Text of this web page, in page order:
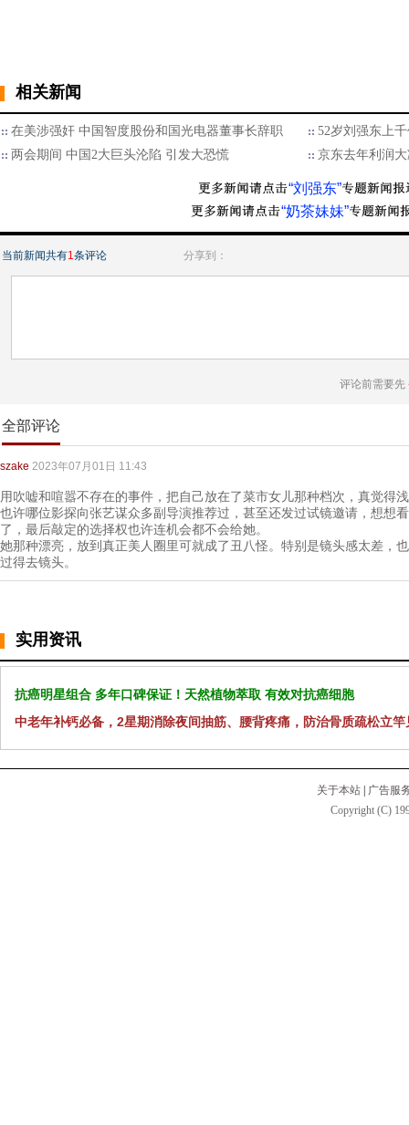
相关新闻
在美涉强奸 中国智度股份和国光电器董事长辞职
52岁刘强东上
两会期间 中国2大巨头沦陷 引发大恐慌
京东去年利润
“刘强东”
“奶茶妹妹”
当前新闻共有1条评论 分享到：
评论前需要先
全部评论
szake 2023年07月01日 11:43
用吹嘘和喧嚣不存在的事件，把自己放在了菜市女儿那种档次，真觉得
也许哪位影探向张艺谋众多副导演推荐过，甚至还发过试镜邀请，想想
了，最后敲定的选择权也许连机会都不会给她。
她那种漂亮，放到真正美人圈里可就成了丑八怪。特别是镜头感太差，
过得去镜头。
实用资讯
抗癌明星组合 多年口碑保证！天然植物萃取 有效对抗癌细胞
中老年补钙必备，2星期消除夜间抽筋、腰背疼痛，防治骨质疏松立竿
关于本站
广告服
Copyright (C)